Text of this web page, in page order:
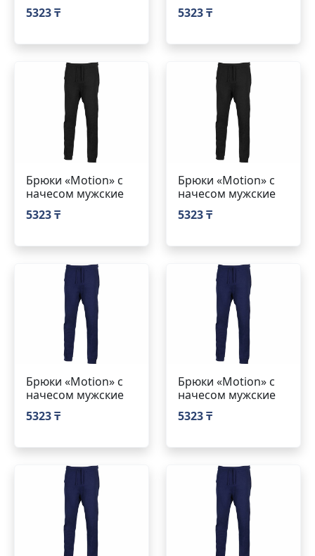
5323 ₸
5323 ₸
Брюки «Motion» с
начесом мужские
5323 ₸
Брюки «Motion» с
начесом мужские
5323 ₸
Брюки «Motion» с
начесом мужские
5323 ₸
Брюки «Motion» с
начесом мужские
5323 ₸